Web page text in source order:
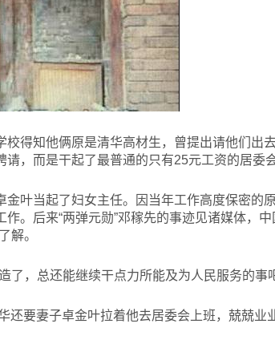
得知他俩原是清华高材生，曾提出请他们出去
，而是干起了最普通的只有25元工资的居委会
叶当起了妇女主任。因当年工作高度保密的
。后来“两弹元勋”邓稼先的事迹见诸媒体，中
解。
，总还能继续干点力所能及为人民服务的事吧
还要妻子卓金叶拉着他去居委会上班，兢兢业